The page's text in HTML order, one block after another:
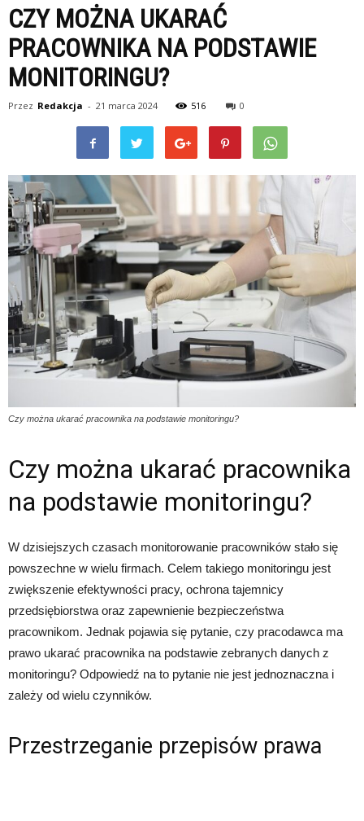
CZY MOŻNA UKARAĆ
PRACOWNIKA NA PODSTAWIE
MONITORINGU?
Przez Redakcja - 21 marca 2024 516 0
Czy można ukarać pracownika na podstawie monitoringu?
Czy można ukarać pracownika
na podstawie monitoringu?
W dzisiejszych czasach monitorowanie pracowników stało się
powszechne w wielu firmach. Celem takiego monitoringu jest
zwiększenie efektywności pracy, ochrona tajemnicy
przedsiębiorstwa oraz zapewnienie bezpieczeństwa
pracownikom. Jednak pojawia się pytanie, czy pracodawca ma
prawo ukarać pracownika na podstawie zebranych danych z
monitoringu? Odpowiedź na to pytanie nie jest jednoznaczna i
zależy od wielu czynników.
Przestrzeganie przepisów prawa